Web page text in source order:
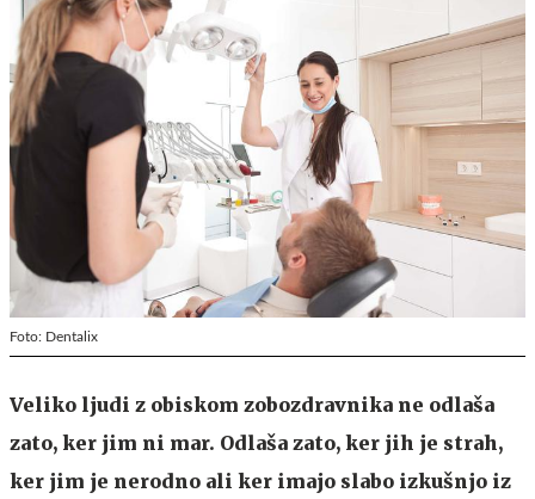
Foto: Dentalix
Veliko ljudi z obiskom zobozdravnika ne odlaša
zato, ker jim ni mar. Odlaša zato, ker jih je strah,
ker jim je nerodno ali ker imajo slabo izkušnjo iz